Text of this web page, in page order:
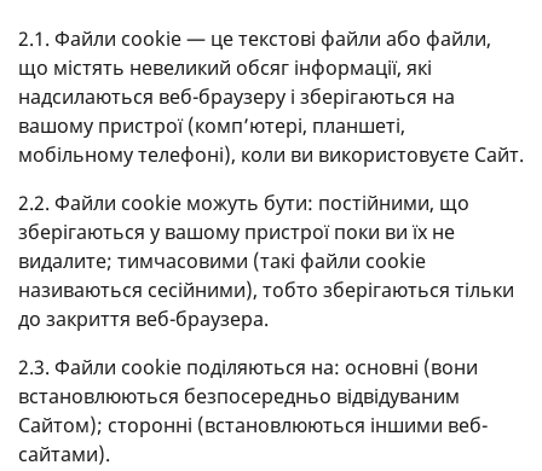
2.1. Файли cookie — це текстові файли або файли,
що містять невеликий обсяг інформації, які
надсилаються веб-браузеру і зберігаються на
вашому пристрої (комп’ютері, планшеті,
мобільному телефоні), коли ви використовуєте Сайт.
2.2. Файли cookie можуть бути: постійними, що
зберігаються у вашому пристрої поки ви їх не
видалите; тимчасовими (такі файли cookie
називаються сесійними), тобто зберігаються тільки
до закриття веб-браузера.
2.3. Файли cookie поділяються на: основні (вони
встановлюються безпосередньо відвідуваним
Сайтом); сторонні (встановлюються іншими веб-
сайтами).